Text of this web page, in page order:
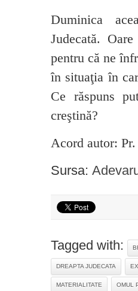
Duminica
Judecată.
pentru că ne
în situaţia în
Ce răspuns
creştină?
Acord autor:
Sursa:
Tagged with:
DREAPTA JUDECATA
MATERIALITATE OMUL